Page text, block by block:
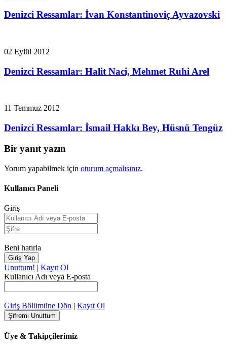
Denizci Ressamlar: İvan Konstantinoviç Ayvazovski
02 Eylül 2012
Denizci Ressamlar: Halit Naci, Mehmet Ruhi Arel
11 Temmuz 2012
Denizci Ressamlar: İsmail Hakkı Bey, Hüsnü Tengüz
Bir yanıt yazın
Yorum yapabilmek için oturum açmalısınız.
Kullanıcı Paneli
Giriş
Beni hatırla
Unuttum! | Kayıt Ol
Kullanıcı Adı veya E-posta
Giriş Bölümüne Dön | Kayıt Ol
Üye & Takipçilerimiz